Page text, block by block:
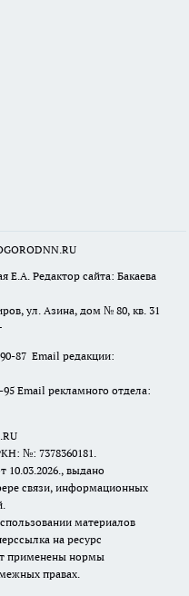
Редактор сайта: Бакаева
ул. Азина, дом № 80, кв. 31
87 Email редакции:
Email рекламного отдела:
№: 7378360181.
10.03.2026., выдано
связи, информационных
материалов
на ресурс
применены нормы
правах.